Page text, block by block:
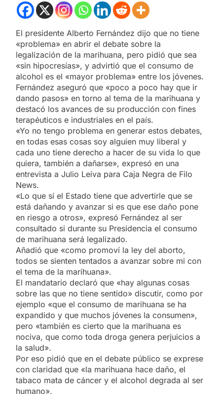
El presidente Alberto Fernández dijo que no tiene
«problema» en abrir el debate sobre la
legalización de la marihuana, pero pidió que sea
«sin hipocresías», y advirtió que el consumo de
alcohol es el «mayor problema» entre los jóvenes.
Fernández aseguró que «poco a poco hay que ir
dando pasos» en torno al tema de la marihuana y
destacó los avances de su producción con fines
terapéuticos e industriales en el país.
«Yo no tengo problema en generar estos debates,
en todas esas cosas soy alguien muy liberal y
cada uno tiene derecho a hacer de su vida lo que
quiera, también a dañarse», expresó en una
entrevista a Julio Leiva para Caja Negra de Filo
News.
«Lo que sí el Estado tiene que advertirle que se
está dañando y avanzar si es que ese daño pone
en riesgo a otros», expresó Fernández al ser
consultado si durante su Presidencia el consumo
de marihuana será legalizado.
Añadió que «como promoví la ley del aborto,
todos se sienten tentados a avanzar sobre mi con
el tema de la marihuana».
El mandatario declaró que «hay algunas cosas
sobre las que no tiene sentido» discutir, como por
ejemplo «que el consumo de marihuana se ha
expandido y que muchos jóvenes la consumen»,
pero «también es cierto que la marihuana es
nociva, que como toda droga genera perjuicios a
la salud».
Por eso pidió que en el debate público se exprese
con claridad que «la marihuana hace daño, el
tabaco mata de cáncer y el alcohol degrada al ser
humano».